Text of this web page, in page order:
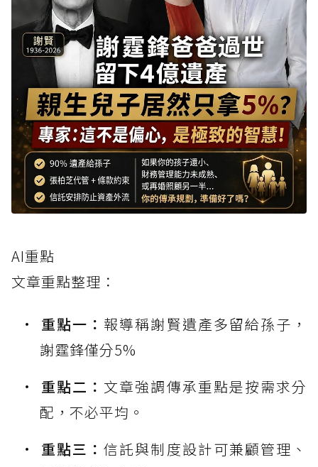
AI重點
文章重點整理：
重點一： 報導稱謝賢遺產多留給孫子，
謝霆鋒僅分5%
重點二： 文章強調傳承重點是按需求分
配，不必平均。
重點三：信託與制度設計可兼顧管理、